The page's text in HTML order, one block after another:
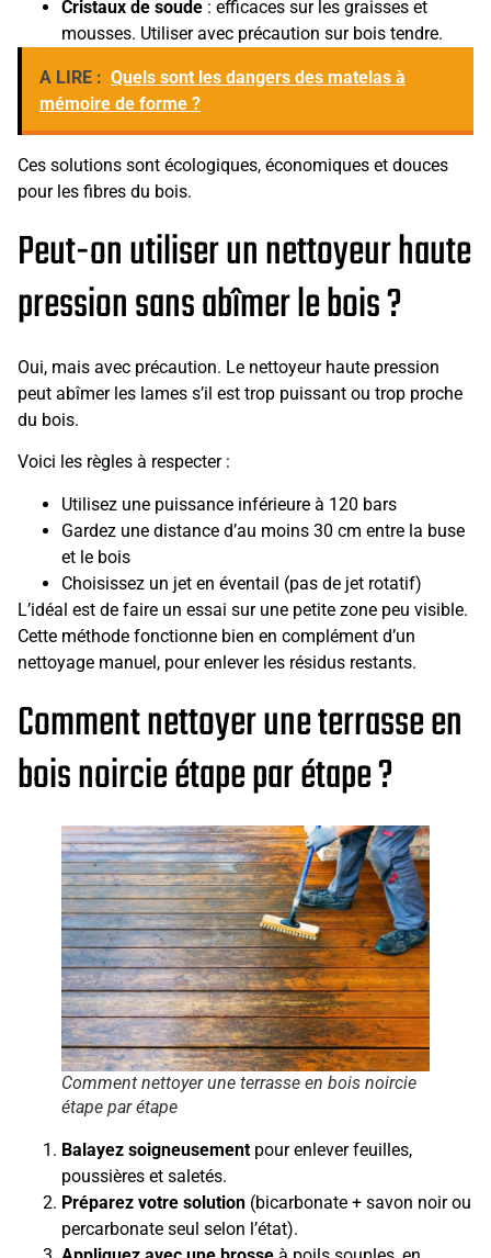
Cristaux de soude : efficaces sur les graisses et
mousses. Utiliser avec précaution sur bois tendre.
A LIRE : Quels sont les dangers des matelas à
mémoire de forme ?
Ces solutions sont écologiques, économiques et douces
pour les fibres du bois.
Peut-on utiliser un nettoyeur haute
pression sans abîmer le bois ?
Oui, mais avec précaution. Le nettoyeur haute pression
peut abîmer les lames s’il est trop puissant ou trop proche
du bois.
Voici les règles à respecter :
Utilisez une puissance inférieure à 120 bars
Gardez une distance d’au moins 30 cm entre la buse
et le bois
Choisissez un jet en éventail (pas de jet rotatif)
L’idéal est de faire un essai sur une petite zone peu visible.
Cette méthode fonctionne bien en complément d’un
nettoyage manuel, pour enlever les résidus restants.
Comment nettoyer une terrasse en
bois noircie étape par étape ?
Comment nettoyer une terrasse en bois noircie
étape par étape
Balayez soigneusement pour enlever feuilles,
poussières et saletés.
Préparez votre solution (bicarbonate + savon noir ou
percarbonate seul selon l’état).